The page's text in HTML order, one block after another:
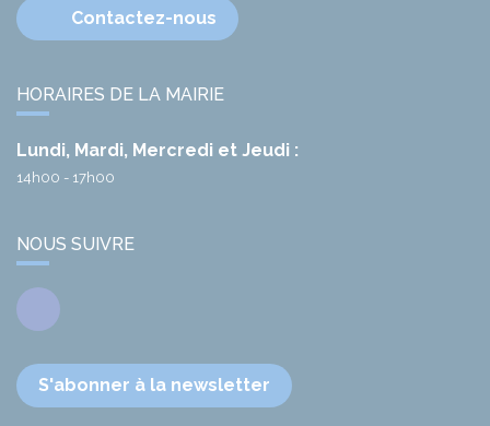
Contactez-nous
HORAIRES DE LA MAIRIE
Lundi, Mardi, Mercredi et Jeudi :
14h00 - 17h00
NOUS SUIVRE
Facebook
S'abonner à la newsletter